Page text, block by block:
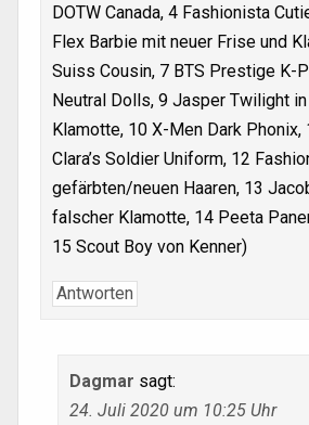
DOTW Canada, 4 Fashionista
Flex Barbie mit neuer Frise und
Suiss Cousin, 7 BTS Prestige K-
Neutral Dolls, 9 Jasper Twilight
Klamotte, 10 X-Men Dark Phonix,
Clara’s Soldier Uniform, 12
gefärbten/neuen Haaren, 13
falscher Klamotte, 14 Peeta
15 Scout Boy von Kenner)
Antworten
Dagmar sagt:
24. Juli 2020 um 10:25 Uhr